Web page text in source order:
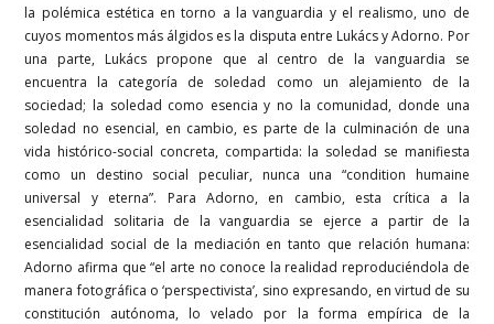
la polémica estética en torno a la vanguardia y el realismo, uno de
cuyos momentos más álgidos es la disputa entre Lukács y Adorno. Por
una parte, Lukács propone que al centro de la vanguardia se
encuentra la categoría de soledad como un alejamiento de la
sociedad; la soledad como esencia y no la comunidad, donde una
soledad no esencial, en cambio, es parte de la culminación de una
vida histórico-social concreta, compartida: la soledad se manifiesta
como un destino social peculiar, nunca una “condition humaine
universal y eterna”. Para Adorno, en cambio, esta crítica a la
esencialidad solitaria de la vanguardia se ejerce a partir de la
esencialidad social de la mediación en tanto que relación humana:
Adorno afirma que “el arte no conoce la realidad reproduciéndola de
manera fotográfica o ‘perspectivista’, sino expresando, en virtud de su
constitución autónoma, lo velado por la forma empírica de la